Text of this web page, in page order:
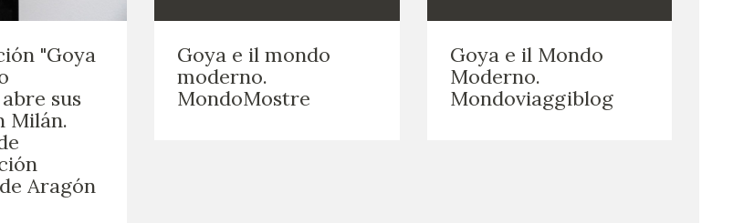
"Goya
sus
Milán.
Aragón
Goya e il mondo
moderno.
MondoMostre
Goya e il Mondo
Moderno.
Mondoviaggiblog